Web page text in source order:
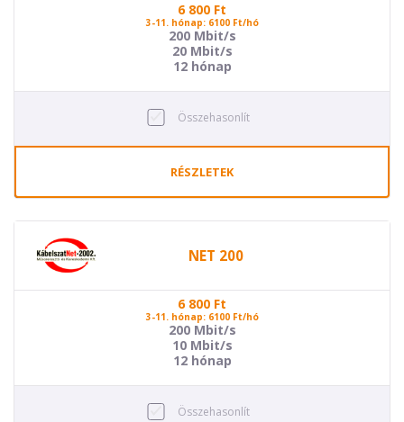
6 800 Ft
3-11. hónap: 6100 Ft/hó
200 Mbit/s
20 Mbit/s
12 hónap
Összehasonlít
RÉSZLETEK
NET 200
6 800 Ft
3-11. hónap: 6100 Ft/hó
200 Mbit/s
10 Mbit/s
12 hónap
Összehasonlít